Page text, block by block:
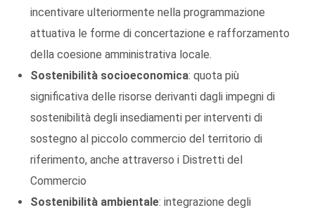
incentivare ulteriormente nella programmazione
attuativa le forme di concertazione e rafforzamento
della coesione amministrativa locale.
Sostenibilità socioeconomica: quota più
significativa delle risorse derivanti dagli impegni di
sostenibilità degli insediamenti per interventi di
sostegno al piccolo commercio del territorio di
riferimento, anche attraverso i Distretti del
Commercio
Sostenibilità ambientale: integrazione degli